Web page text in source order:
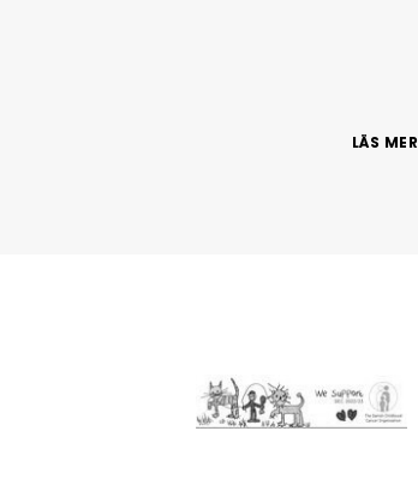
LÄS MER